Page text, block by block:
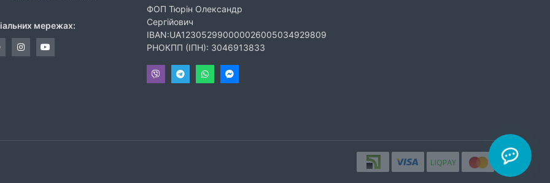
мережах:
ФОП Тюрін Олександр
Сергійович
IBAN:UA123052990000026005034929809
РНОКПП (ІПН): 3046913833